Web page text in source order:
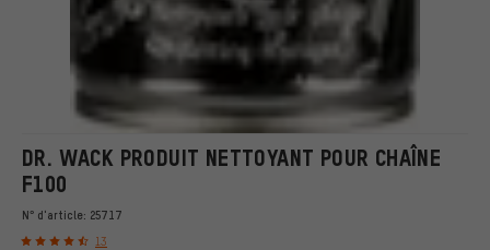
DR. WACK PRODUIT NETTOYANT POUR CHAÎNE
F100
N° d'article: 25717
13